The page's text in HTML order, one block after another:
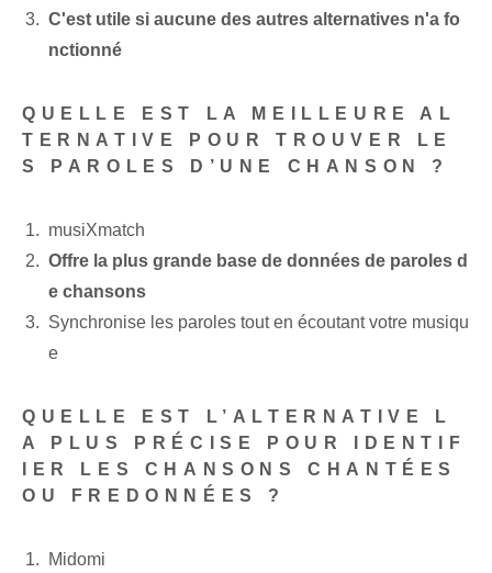
C'est utile si aucune des autres alternatives n'a fo
nctionné
QUELLE EST LA MEILLEURE AL
TERNATIVE POUR TROUVER LE
S PAROLES D’UNE CHANSON ?
musiXmatch
Offre la plus grande base de données de paroles d
e chansons
Synchronise les paroles tout en écoutant votre musiqu
e
QUELLE EST L’ALTERNATIVE L
A PLUS PRÉCISE POUR IDENTIF
IER LES CHANSONS CHANTÉES
OU FREDONNÉES ?
Midomi